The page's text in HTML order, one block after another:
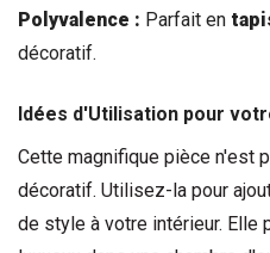
Polyvalence : Parfait en
décoratif.
Idées d'Utilisation pour
Cette magnifique pièce n'est
décoratif. Utilisez-la pour
de style à votre intérieur. Elle